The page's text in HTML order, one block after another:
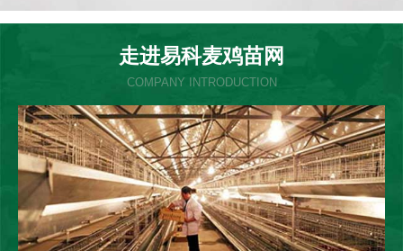
走进易科麦鸡苗网
COMPANY INTRODUCTION